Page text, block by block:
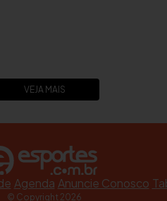
VEJA MAIS
Agenda Anuncie Conosco
© Copyright 2026